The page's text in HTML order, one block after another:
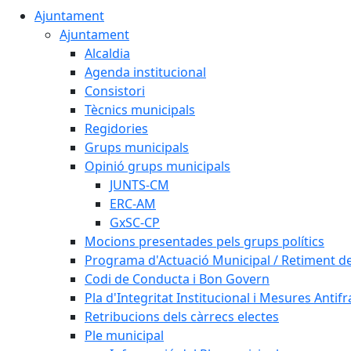
Ajuntament
Ajuntament
Alcaldia
Agenda institucional
Consistori
Tècnics municipals
Regidories
Grups municipals
Opinió grups municipals
JUNTS-CM
ERC-AM
GxSC-CP
Mocions presentades pels grups polítics
Programa d'Actuació Municipal / Retiment
Codi de Conducta i Bon Govern
Pla d'Integritat Institucional i Mesures
Retribucions dels càrrecs electes
Ple municipal